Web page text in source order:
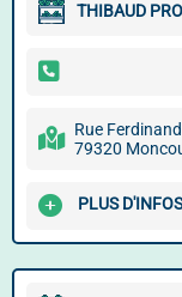
THIBAUD
Rue
79320
PLUS